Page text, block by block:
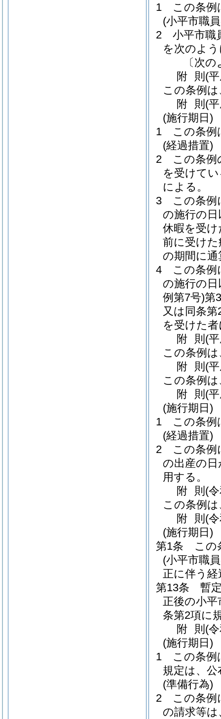
1
この条例
(小平市職
2
小平市職
を次のよ
〔次
附 則 (
この条例
附 則 (
(施行期日)
1
この条例
(経過措置)
2
この条例
を受けて
による。
3
この条例
の施行の
休暇を受
前に受け
の期間に
4
この条例
の施行の
例第7号)第
又は同条
を受けた
附 則 (
この条例
附 則 (
この条例
附 則 (
(施行期日)
1
この条例
(経過措置)
2
この条例
の出産の
用する。
附 則 (
この条例
附 則 (
(施行期日)
第1条
この
(小平市職
正に伴う経
第13条
暫
正後の小
条第2項に
附 則 (
(施行期日)
1
この条例
規定は、
(準備行為)
2
この条例
の請求等